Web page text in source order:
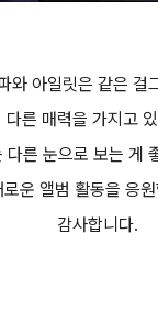
와 아일릿은 같은 걸
다른 매력을 가지고
다른 눈으로 보는 게
로운 앨범 활동을 응
감사합니다.